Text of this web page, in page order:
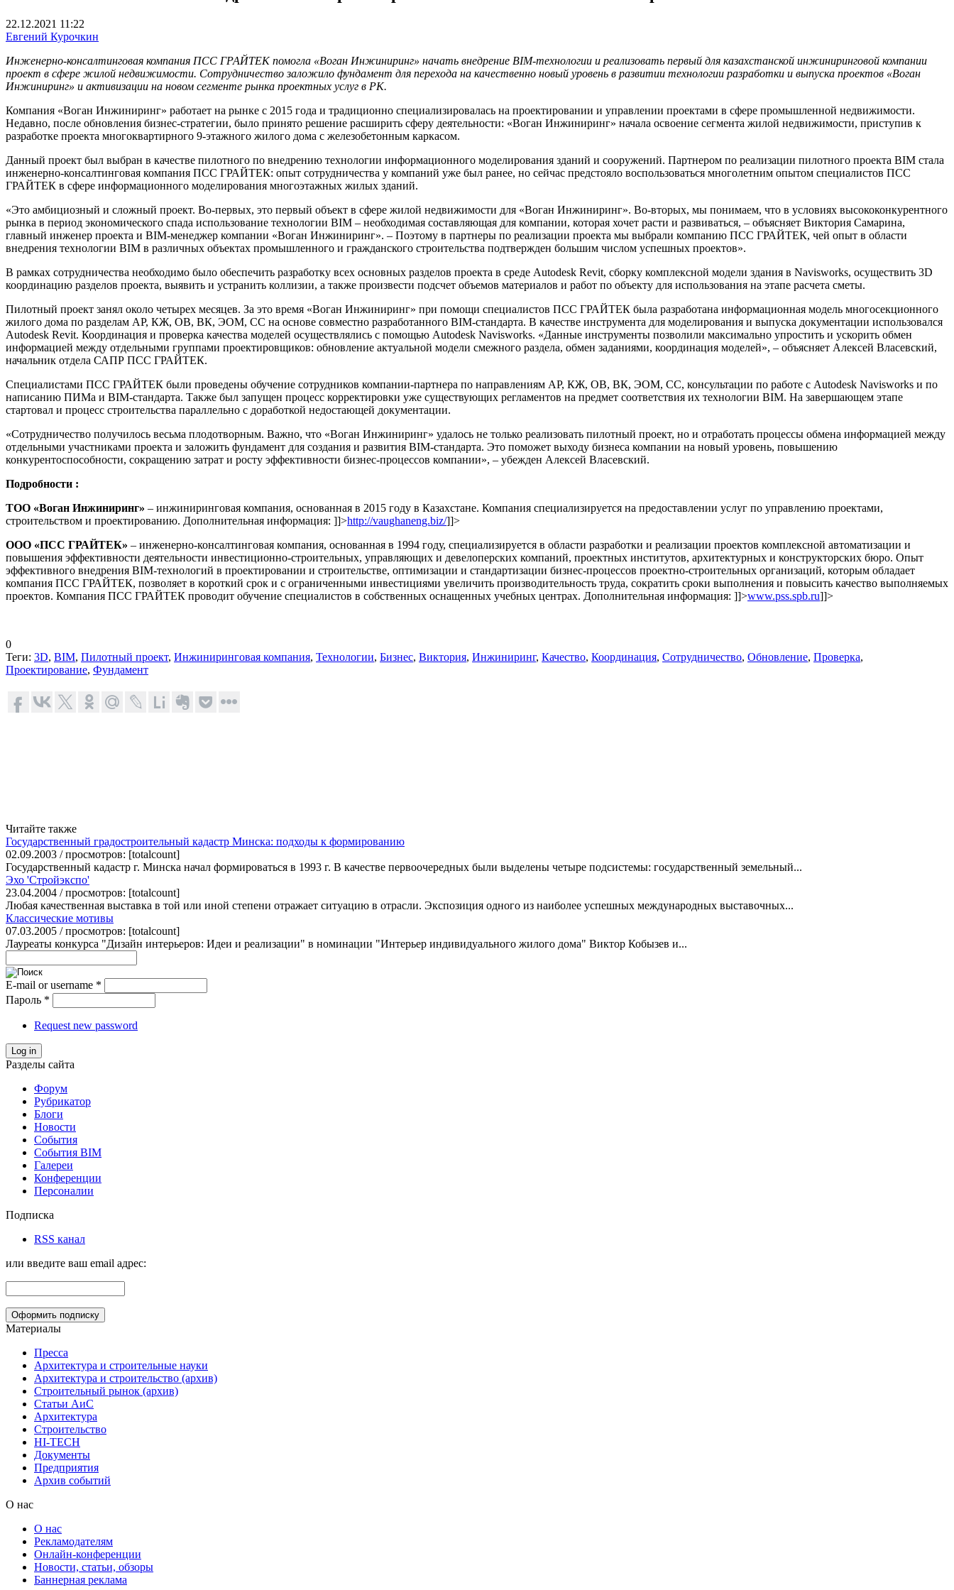
22.12.2021 11:22
Евгений Курочкин
Инженерно-консалтинговая компания ПСС ГРАЙТЕК помогла «Воган Инжиниринг» начать внедрение BIM-технологии и реализовать первый для казахстанской инжиниринговой компании
проект в сфере жилой недвижимости. Сотрудничество заложило фундамент для перехода на качественно новый уровень в развитии технологии разработки и выпуска проектов «Воган
Инжиниринг» и активизации на новом сегменте рынка проектных услуг в РК.
Компания «Воган Инжиниринг» работает на рынке с 2015 года и традиционно специализировалась на проектировании и управлении проектами в сфере промышленной недвижимости.
Недавно, после обновления бизнес-стратегии, было принято решение расширить сферу деятельности: «Воган Инжиниринг» начала освоение сегмента жилой недвижимости, приступив к
разработке проекта многоквартирного 9-этажного жилого дома с железобетонным каркасом.
Данный проект был выбран в качестве пилотного по внедрению технологии информационного моделирования зданий и сооружений. Партнером по реализации пилотного проекта BIM стала
инженерно-консалтинговая компания ПСС ГРАЙТЕК: опыт сотрудничества у компаний уже был ранее, но сейчас предстояло воспользоваться многолетним опытом специалистов ПСС
ГРАЙТЕК в сфере информационного моделирования многоэтажных жилых зданий.
«Это амбициозный и сложный проект. Во-первых, это первый объект в сфере жилой недвижимости для «Воган Инжиниринг». Во-вторых, мы понимаем, что в условиях высококонкурентного
рынка в период экономического спада использование технологии BIM – необходимая составляющая для компании, которая хочет расти и развиваться, – объясняет Виктория Самарина,
главный инженер проекта и BIM-менеджер компании «Воган Инжиниринг». – Поэтому в партнеры по реализации проекта мы выбрали компанию ПСС ГРАЙТЕК, чей опыт в области
внедрения технологии BIM в различных объектах промышленного и гражданского строительства подтвержден большим числом успешных проектов».
В рамках сотрудничества необходимо было обеспечить разработку всех основных разделов проекта в среде Autodesk Revit, сборку комплексной модели здания в Navisworks, осуществить 3D
координацию разделов проекта, выявить и устранить коллизии, а также произвести подсчет объемов материалов и работ по объекту для использования на этапе расчета сметы.
Пилотный проект занял около четырех месяцев. За это время «Воган Инжиниринг» при помощи специалистов ПСС ГРАЙТЕК была разработана информационная модель многосекционного
жилого дома по разделам АР, КЖ, ОВ, ВК, ЭОМ, СС на основе совместно разработанного BIM-стандарта. В качестве инструмента для моделирования и выпуска документации использовался
Autodesk Revit. Координация и проверка качества моделей осуществлялись с помощью Autodesk Navisworks. «Данные инструменты позволили максимально упростить и ускорить обмен
информацией между отдельными группами проектировщиков: обновление актуальной модели смежного раздела, обмен заданиями, координация моделей», – объясняет Алексей Власевский,
начальник отдела САПР ПСС ГРАЙТЕК.
Специалистами ПСС ГРАЙТЕК были проведены обучение сотрудников компании-партнера по направлениям АР, КЖ, ОВ, ВК, ЭОМ, СС, консультации по работе с Autodesk Navisworks и по
написанию ПИМа и BIM-стандарта. Также был запущен процесс корректировки уже существующих регламентов на предмет соответствия их технологии BIM. На завершающем этапе
стартовал и процесс строительства параллельно с доработкой недостающей документации.
«Сотрудничество получилось весьма плодотворным. Важно, что «Воган Инжиниринг» удалось не только реализовать пилотный проект, но и отработать процессы обмена информацией между
отдельными участниками проекта и заложить фундамент для создания и развития BIM-стандарта. Это поможет выходу бизнеса компании на новый уровень, повышению
конкурентоспособности, сокращению затрат и росту эффективности бизнес-процессов компании», – убежден Алексей Власевский.
Подробности :
ТОО «Воган Инжиниринг» – инжиниринговая компания, основанная в 2015 году в Казахстане. Компания специализируется на предоставлении услуг по управлению проектами,
строительством и проектированию. Дополнительная информация: ]]>http://vaughaneng.biz/]]>
ООО «ПСС ГРАЙТЕК» – инженерно-консалтинговая компания, основанная в 1994 году, специализируется в области разработки и реализации проектов комплексной автоматизации и
повышения эффективности деятельности инвестиционно-строительных, управляющих и девелоперских компаний, проектных институтов, архитектурных и конструкторских бюро. Опыт
эффективного внедрения BIM-технологий в проектировании и строительстве, оптимизации и стандартизации бизнес-процессов проектно-строительных организаций, которым обладает
компания ПСС ГРАЙТЕК, позволяет в короткий срок и с ограниченными инвестициями увеличить производительность труда, сократить сроки выполнения и повысить качество выполняемых
проектов. Компания ПСС ГРАЙТЕК проводит обучение специалистов в собственных оснащенных учебных центрах. Дополнительная информация: ]]>www.pss.spb.ru]]>
0
Теги: 3D, BIM, Пилотный проект, Инжиниринговая компания, Технологии, Бизнес, Виктория, Инжиниринг, Качество, Координация, Сотрудничество, Обновление, Проверка,
Проектирование, Фундамент
Читайте также
Государственный градостроительный кадастр Минска: подходы к формированию
02.09.2003 / просмотров: [totalcount]
Государственный кадастр г. Минска начал формироваться в 1993 г. В качестве первоочередных были выделены четыре подсистемы: государственный земельный...
Эхо 'Cтройэкспо'
23.04.2004 / просмотров: [totalcount]
Любая качественная выставка в той или иной степени отражает ситуацию в отрасли. Экспозиция одного из наиболее успешных международных выставочных...
Классические мотивы
07.03.2005 / просмотров: [totalcount]
Лауреаты конкурса "Дизайн интерьеров: Идеи и реализации" в номинации "Интерьер индивидуального жилого дома" Виктор Кобызев и...
E-mail or username *
Пароль *
Request new password
Log in
Разделы сайта
Форум
Рубрикатор
Блоги
Новости
События
События BIM
Галереи
Конференции
Персоналии
Подписка
RSS канал
или введите ваш email адрес:
Материалы
Пресса
Архитектура и строительные науки
Архитектура и строительство (архив)
Строительный рынок (архив)
Статьи АиС
Архитектура
Строительство
HI-TECH
Документы
Предприятия
Архив событий
О нас
О нас
Рекламодателям
Онлайн-конференции
Новости, статьи, обзоры
Баннерная реклама